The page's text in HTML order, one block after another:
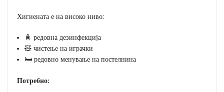
Хигиената е на високо ниво:
🧴 редовна дезинфекција
🧸 чистење на играчки
🛏️ редовно менување на постелнина
Потребно: